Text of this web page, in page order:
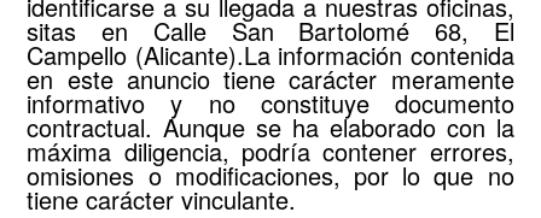
sitas en Calle San Bartolomé 68, El
Campello (Alicante).La información contenida
en este anuncio tiene carácter meramente
informativo y no constituye documento
contractual. Aunque se ha elaborado con la
máxima diligencia, podría contener errores,
omisiones o modificaciones, por lo que no
tiene carácter vinculante.